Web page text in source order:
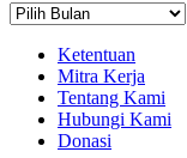
Arsip
Ketentuan
Mitra Kerja
Tentang Kami
Hubungi Kami
Donasi